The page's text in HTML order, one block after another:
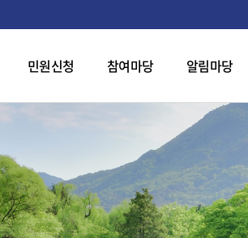
민원신청 참여마당 알림마당